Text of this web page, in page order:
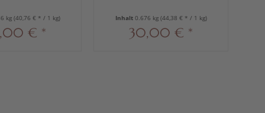
kg (40,76 € * / 1 kg)
€ *
Inhalt 0.676 kg (44,38 € * / 1 kg)
30,00 € *